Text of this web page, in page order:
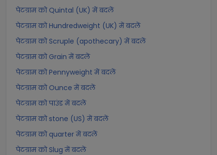
पेटग्राम को Quintal (UK) में बदलें
पेटग्राम को Hundredweight (UK) में बदलें
पेटग्राम को Scruple (apothecary) में बदलें
पेटग्राम को Grain में बदलें
पेटग्राम को Pennyweight में बदलें
पेटग्राम को Ounce में बदलें
पेटग्राम को पाउंड में बदलें
पेटग्राम को stone (US) में बदलें
पेटग्राम को quarter में बदलें
पेटग्राम को Slug में बदलें